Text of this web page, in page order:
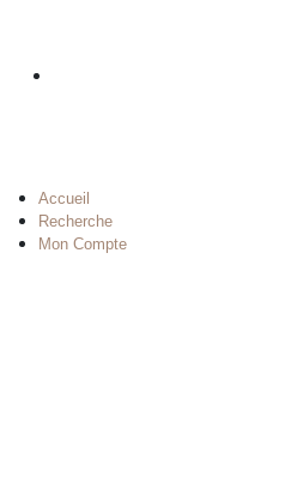
Accueil
Recherche
Mon Compte